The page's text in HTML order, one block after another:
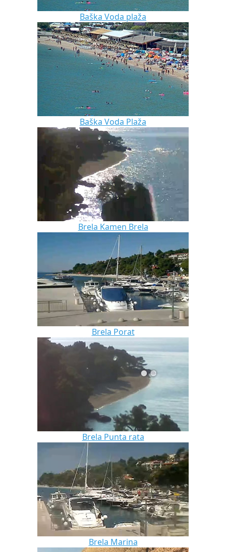
Baška Voda plaža
Baška Voda Plaža
Brela Kamen Brela
Brela Porat
Brela Punta rata
Brela Marina